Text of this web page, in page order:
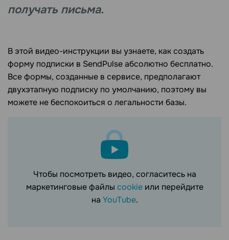
получать письма.
В этой видео-инструкции вы узнаете, как создать
форму подписки в SendPulse абсолютно бесплатно.
Все формы, созданные в сервисе, предполагают
двухэтапную подписку по умолчанию, поэтому вы
можете не беспокоиться о легальности базы.
Чтобы посмотреть видео, согласитесь на
маркетинговые файлы cookie или перейдите
на YouTube.